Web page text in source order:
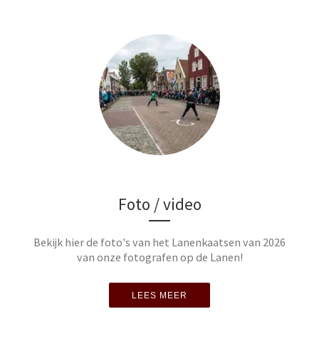
Foto / video
Bekijk hier de foto's van het Lanenkaatsen van 2026
van onze fotografen op de Lanen!
LEES MEER